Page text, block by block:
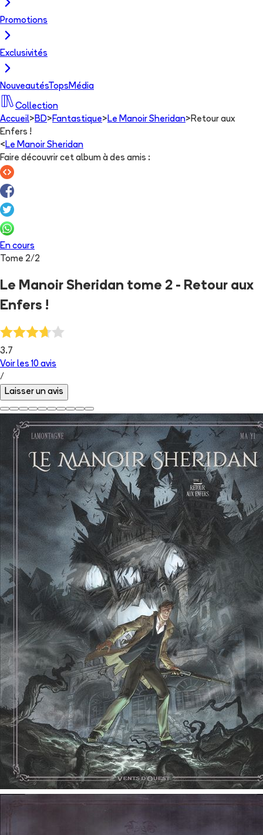
Promotions
Exclusivités
NouveautésTops Média
Collection
Accueil> BD> Fantastique> Le Manoir Sheridan> Retour aux
Enfers !
< Le Manoir Sheridan
Faire découvrir cet album à des amis :
En cours
Tome 2/2
Le Manoir Sheridan tome 2 - Retour aux
Enfers !
3.7
Voir les 10 avis
/
Laisser un avis